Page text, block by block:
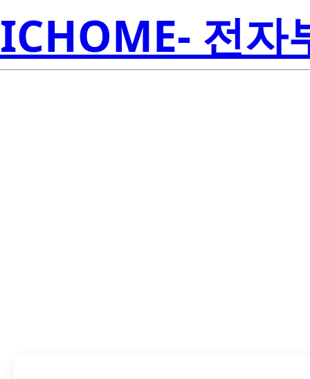
ICHOME- 전자